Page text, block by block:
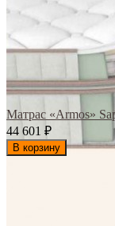
Матрас «Armos»
44 601
₽
В корзину